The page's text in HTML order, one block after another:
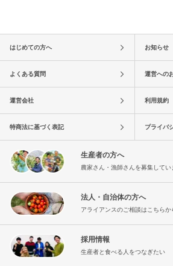
はじめての方へ お知らせ
よくある質問 運営への
運営会社 利用規約
特商法に基づく表記 プライバ
生産者の方へ
農家さん・漁師さんを募集してい
法人・自治体の方へ
アライアンスのご相談はこちらか
採用情報
生産者と食べる人をつなぎたい